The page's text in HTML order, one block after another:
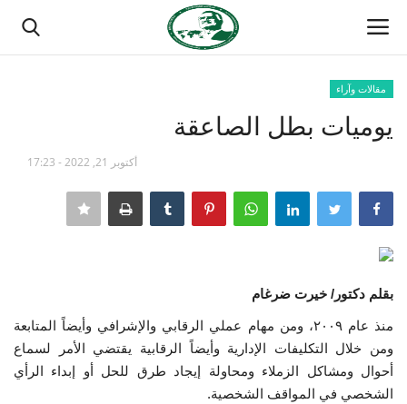
مدرسة الطليعة الوطنية
منتدى ناصر الدولي
حركة ناصر الشبابية
مصر
فريق العمل
مقالات وآراء
يوميات بطل الصاعقة
أكتوبر 21, 2022 - 17:23
بقلم دكتور/ خيرت ضرغام
منذ عام ٢٠٠٩، ومن مهام عملي الرقابي والإشرافي وأيضاً المتابعة
ومن خلال التكليفات الإدارية وأيضاً الرقابية يقتضي الأمر لسماع
أحوال ومشاكل الزملاء ومحاولة إيجاد طرق للحل أو إبداء الرأي
الشخصي في المواقف الشخصية.